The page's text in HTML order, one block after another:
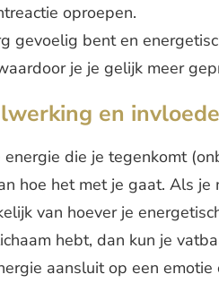
oproepen.
gevoelig bent en
je je gelijk meer
en
energie die je tegenkomt
hoe het met je gaat. Als
van hoever je
hebt, dan kun je
aansluit op een